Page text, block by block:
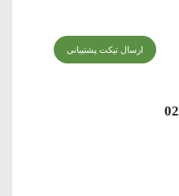
ارسال تیکت پشتیبانی